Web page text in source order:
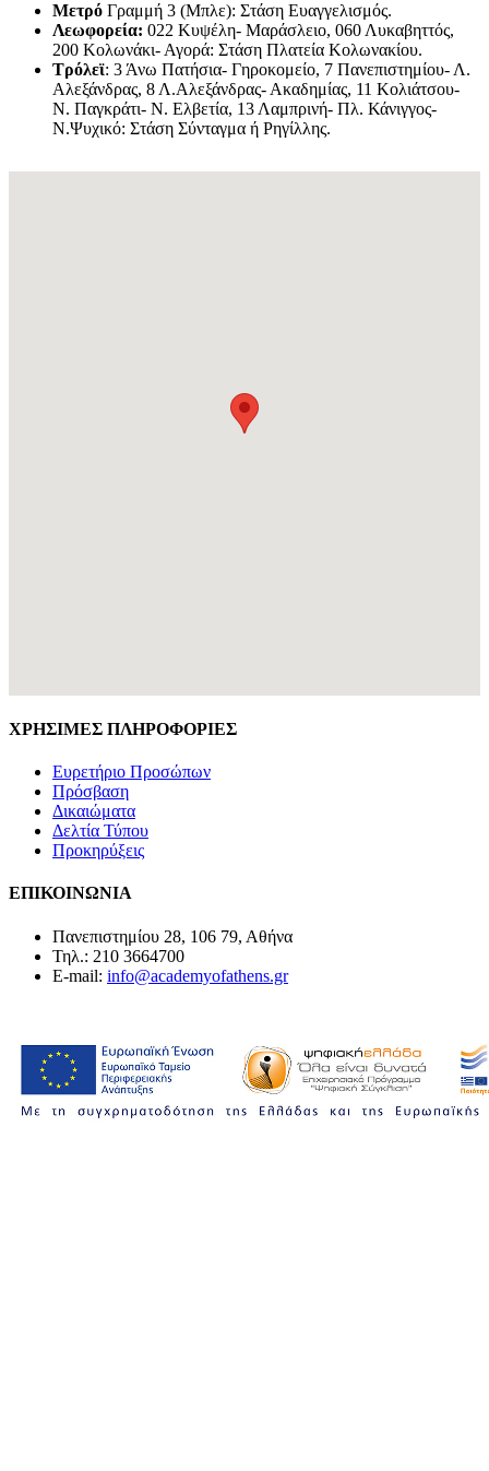
Μετρό Γραμμή 3 (Μπλε): Στάση Ευαγγελισμός.
Λεωφορεία: 022 Κυψέλη- Μαράσλειο, 060 Λυκαβηττός,
200 Κολωνάκι- Αγορά: Στάση Πλατεία Κολωνακίου.
Τρόλεϊ: 3 Άνω Πατήσια- Γηροκομείο, 7 Πανεπιστημίου- Λ.
Αλεξάνδρας, 8 Λ.Αλεξάνδρας- Ακαδημίας, 11 Κολιάτσου-
Ν. Παγκράτι- Ν. Ελβετία, 13 Λαμπρινή- Πλ. Κάνιγγος-
Ν.Ψυχικό: Στάση Σύνταγμα ή Ρηγίλλης.
ΧΡΗΣΙΜΕΣ ΠΛΗΡΟΦΟΡΙΕΣ
Ευρετήριο Προσώπων
Πρόσβαση
Δικαιώματα
Δελτία Τύπου
Προκηρύξεις
ΕΠΙΚΟΙΝΩΝΙΑ
Πανεπιστημίου 28, 106 79, Αθήνα
Τηλ.: 210 3664700
E-mail: info@academyofathens.gr